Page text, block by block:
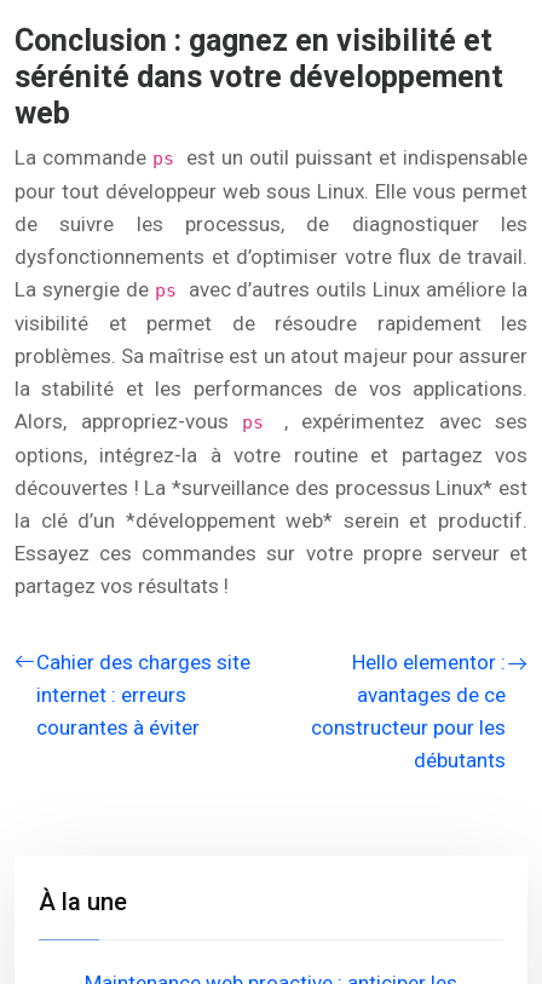
Conclusion : gagnez en visibilité et
sérénité dans votre développement
web
La commande ps est un outil puissant et indispensable
pour tout développeur web sous Linux. Elle vous permet
de suivre les processus, de diagnostiquer les
dysfonctionnements et d’optimiser votre flux de travail.
La synergie de ps avec d’autres outils Linux améliore la
visibilité et permet de résoudre rapidement les
problèmes. Sa maîtrise est un atout majeur pour assurer
la stabilité et les performances de vos applications.
Alors, appropriez-vous
ps , expérimentez avec ses
options, intégrez-la à votre routine et partagez vos
découvertes ! La *surveillance des processus Linux* est
la clé d’un *développement web* serein et productif.
Essayez ces commandes sur votre propre serveur et
partagez vos résultats !
Cahier des charges site
internet : erreurs
courantes à éviter
Hello elementor :
avantages de ce
constructeur pour les
débutants
À la une